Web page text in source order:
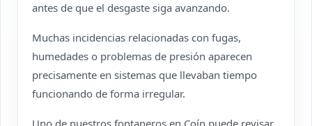
antes de que el desgaste siga avanzando.
Muchas incidencias relacionadas con fugas,
humedades o problemas de presión aparecen
precisamente en sistemas que llevaban tiempo
funcionando de forma irregular.
Uno de nuestros fontaneros en Coín puede revisar